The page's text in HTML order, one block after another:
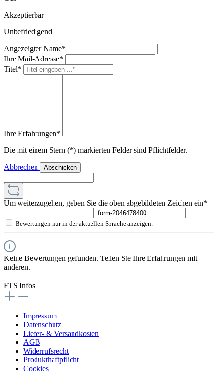
Akzeptierbar
Unbefriedigend
Angezeigter Name*
Ihre Mail-Adresse*
Titel*
Ihre Erfahrungen*
Die mit einem Stern (*) markierten Felder sind Pflichtfelder.
Abbrechen Abschicken
Um weiterzugehen, geben Sie die oben abgebildeten Zeichen ein*
Bewertungen nur in der aktuellen Sprache anzeigen.
Keine Bewertungen gefunden. Teilen Sie Ihre Erfahrungen mit
anderen.
FTS Infos
Impressum
Datenschutz
Liefer- & Versandkosten
AGB
Widerrufsrecht
Produkthaftpflicht
Cookies